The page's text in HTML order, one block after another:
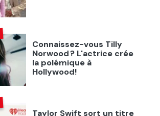
Connaissez-vous Tilly
Norwood ? L'actrice crée
la polémique à
Hollywood!
Taylor Swift sort un titre